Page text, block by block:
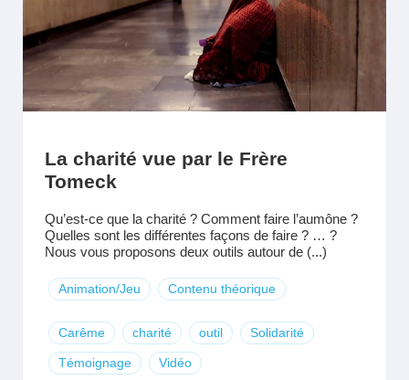
La charité vue par le Frère
Tomeck
Qu’est-ce que la charité ? Comment faire l’aumône ?
Quelles sont les différentes façons de faire ? … ?
Nous vous proposons deux outils autour de (...)
Animation/Jeu Contenu théorique
Carême charité outil Solidarité
Témoignage Vidéo